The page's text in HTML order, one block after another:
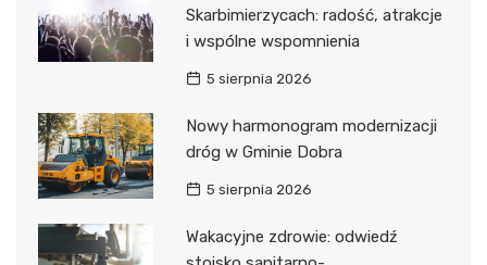
Skarbimierzycach: radość, atrakcje
i wspólne wspomnienia
5 sierpnia 2026
Nowy harmonogram modernizacji
dróg w Gminie Dobra
5 sierpnia 2026
Wakacyjne zdrowie: odwiedź